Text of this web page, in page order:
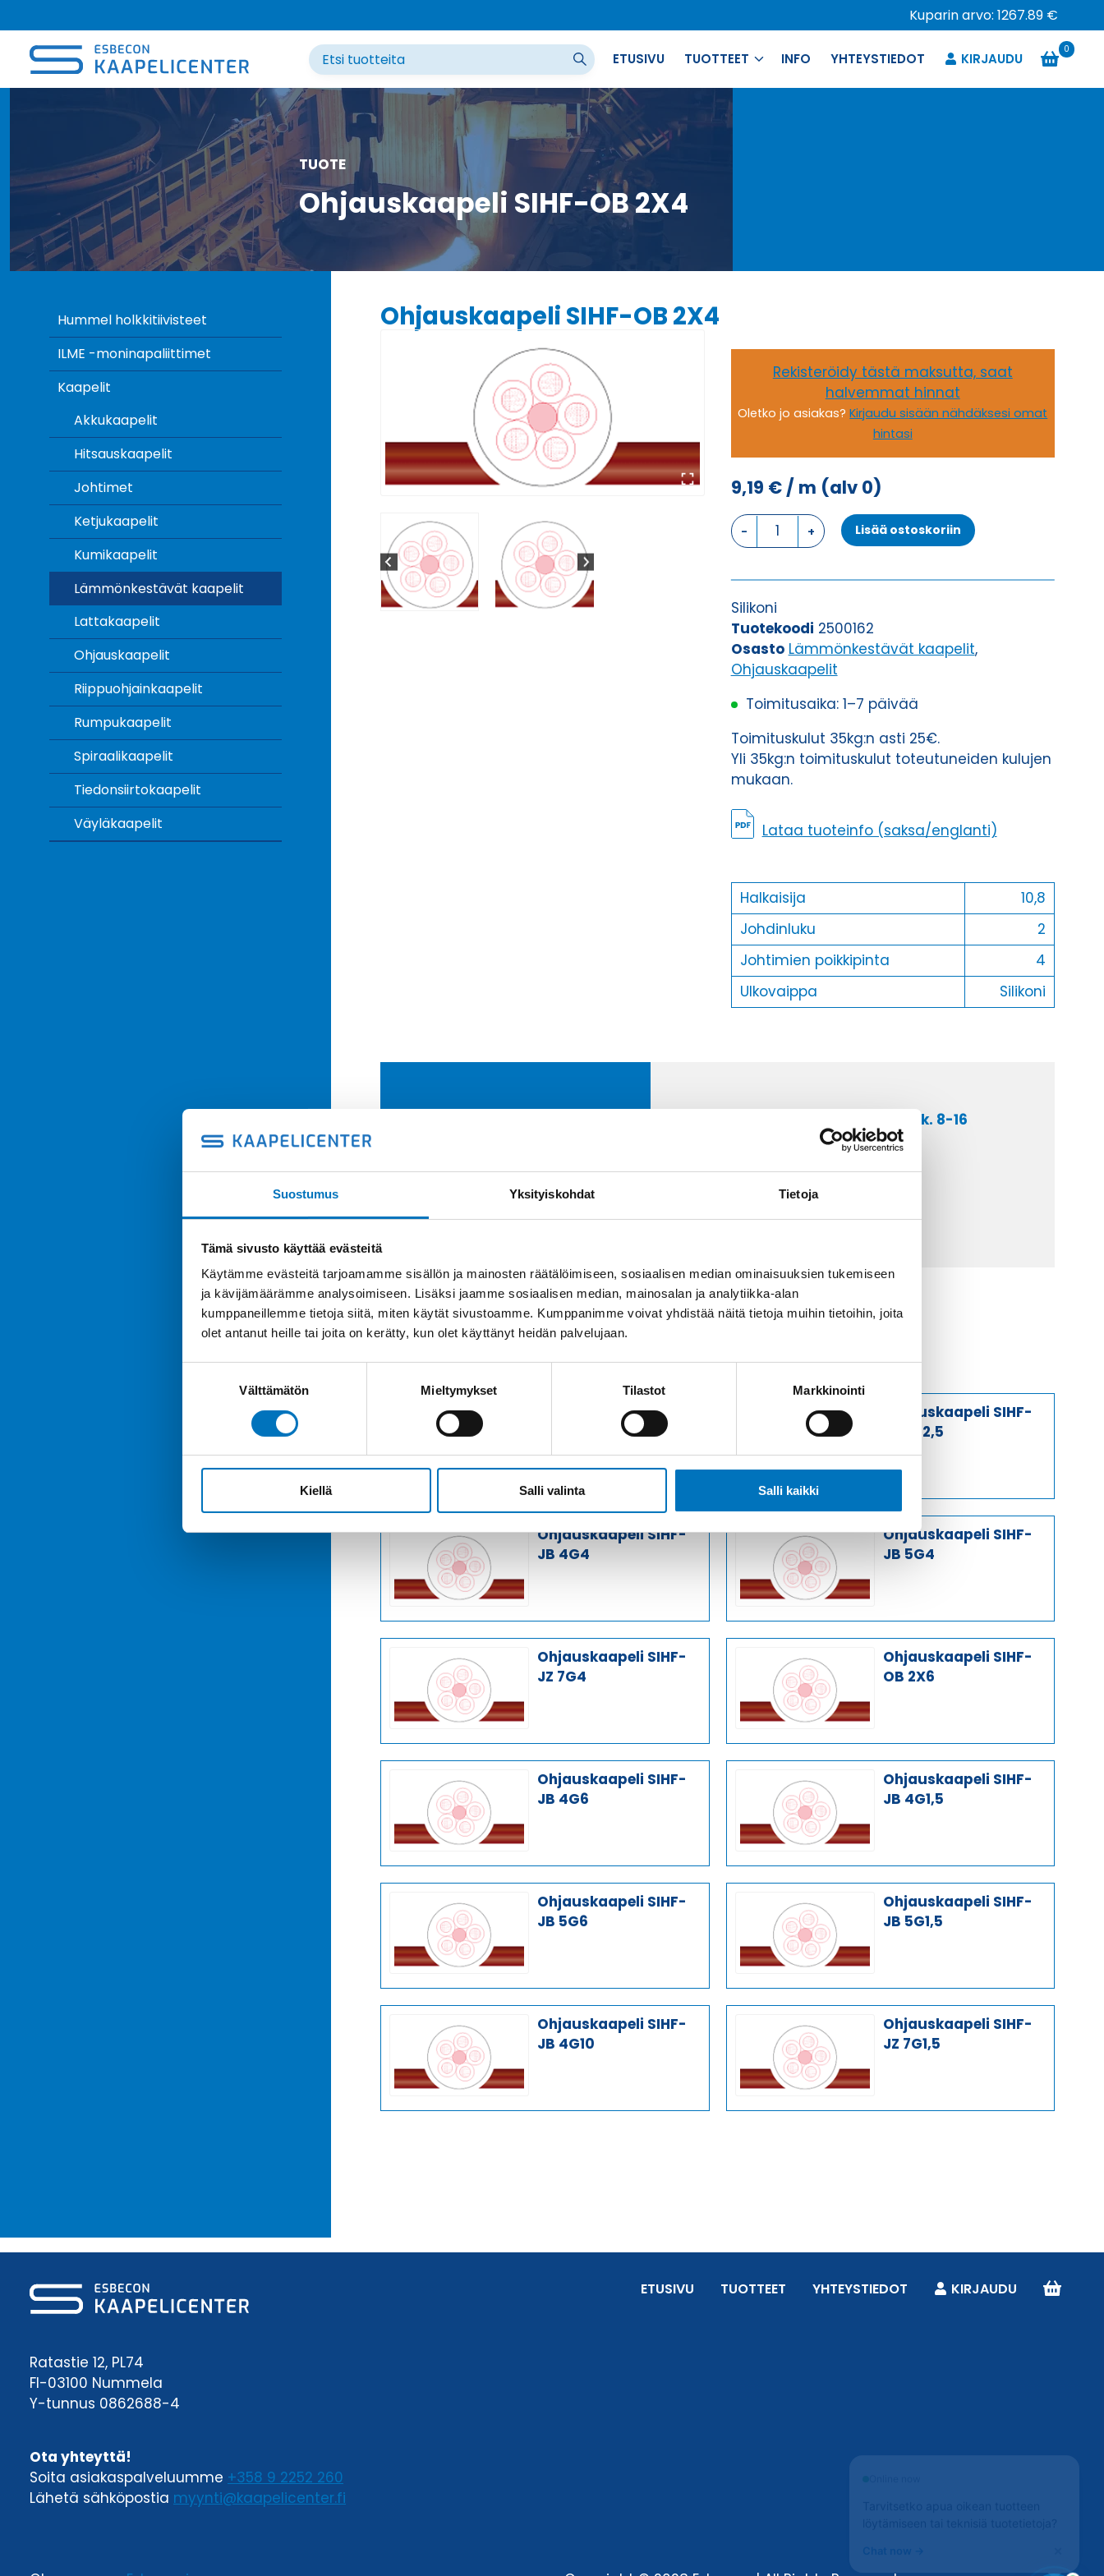
Suostumus Yksityiskohdat Tietoja
Tämä sivusto käyttää evästeitä
Käytämme evästeitä tarjoamamme sisällön ja mainosten räätälöimiseen, sosiaalisen median ominaisuuksien tukemiseen
ja kävijämäärämme analysoimiseen. Lisäksi jaamme sosiaalisen median, mainosalan ja analytiikka-alan
kumppaneillemme tietoja siitä, miten käytät sivustoamme. Kumppanimme voivat yhdistää näitä tietoja muihin tietoihin, joita
olet antanut heille tai joita on kerätty, kun olet käyttänyt heidän palvelujaan.
Välttämätön Mieltymykset Tilastot Markkinointi
Kiellä Salli valinta Salli kaikki
sisältöön
Kuparin arvo: 1267.89 €
ETUSIVU TUOTTEET INFO YHTEYSTIEDOT KIRJAUDU
0
TUOTE
Ohjauskaapeli SIHF-OB 2X4
Hummel holkkitiivisteet
ILME -moninapaliittimet
Kaapelit
Akkukaapelit
Hitsauskaapelit
Johtimet
Ketjukaapelit
Kumikaapelit
Lämmönkestävät kaapelit
Lattakaapelit
Ohjauskaapelit
Riippuohjainkaapelit
Rumpukaapelit
Spiraalikaapelit
Tiedonsiirtokaapelit
Väyläkaapelit
Ohjauskaapeli SIHF-OB 2X4
Rekisteröidy tästä maksutta, saat
halvemmat hinnat
Oletko jo asiakas?Kirjaudu sisään nähdäksesi omat
hintasi
9,19 €/ m (alv 0)
Ohjauskaapeli
SIHF-
2X4
määrä
Lisää ostoskoriin
Silikoni
Tuotekoodi 2500162
Osasto Lämmönkestävät kaapelit,
Ohjauskaapelit
Toimitusaika: 1–7 päivää
Toimituskulut 35kg:n asti 25€.
Yli 35kg:n toimituskulut toteutuneiden kulujen
mukaan.
Lataa tuoteinfo (saksa/englanti)
Halkaisija
10,8
Johdinluku
2
Johtimien poikkipinta
4
Ulkovaippa
Silikoni
Anna meidän
auttaa.
Soita asiakaspalveluumme ark. 8-16
Tai lähetä sähköpostia
Saman kaapelin eri versiot
Ohjauskaapeli SIHF-
Ohjauskaapeli SIHF-
JZ 7G2,5
Ohjauskaapeli SIHF-
JB 4G4
Ohjauskaapeli SIHF-
JB 5G4
Ohjauskaapeli SIHF-
JZ 7G4
Ohjauskaapeli SIHF-
OB 2X6
Ohjauskaapeli SIHF-
JB 4G6
Ohjauskaapeli SIHF-
JB 4G1,5
Ohjauskaapeli SIHF-
JB 5G6
Ohjauskaapeli SIHF-
JB 5G1,5
Ohjauskaapeli SIHF-
JB 4G10
Ohjauskaapeli SIHF-
JZ 7G1,5
Ratastie 12, PL74
FI-03100 Nummela
Y-tunnus 0862688-4
Ota yhteyttä!
Soita asiakaspalveluumme +358 9 2252 260
Lähetä sähköpostia myynti@kaapelicenter.fi
ETUSIVU TUOTTEET YHTEYSTIEDOT KIRJAUDU